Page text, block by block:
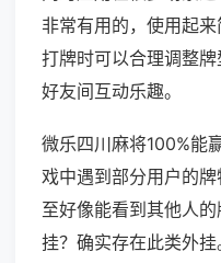
非常有用的，使用起
打牌时可以合理调整
好友间互动乐趣。
微乐四川麻将100%能
戏中遇到部分用户的
至好像能看到其他人
挂？确实存在此类外